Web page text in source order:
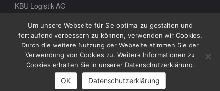
KBU Logistik AG
Konsul-Smidt-Str. 8d
28217 Bremen
Tel:+49 (0)421-22 492-0
Fax:+49 (0)421-22 492-20
info(at)kbu-logistik.de
Um unsere Webseite für Sie optimal zu gestalten und
fortlaufend verbessern zu können, verwenden wir Cookies.
Durch die weitere Nutzung der Webseite stimmen Sie der
Verwendung von Cookies zu. Weitere Informationen zu
Cookies erhalten Sie in unserer Datenschutzerklärung.
OK Datenschutzerklärung